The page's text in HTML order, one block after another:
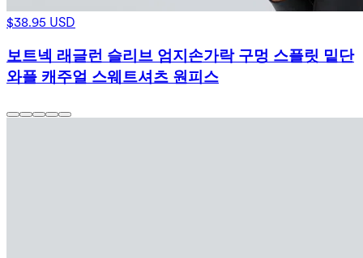
$38.95 USD
보트넥 래글런 슬리브 엄지손가락 구멍 스플릿 밑단
와플 캐주얼 스웨트셔츠 원피스